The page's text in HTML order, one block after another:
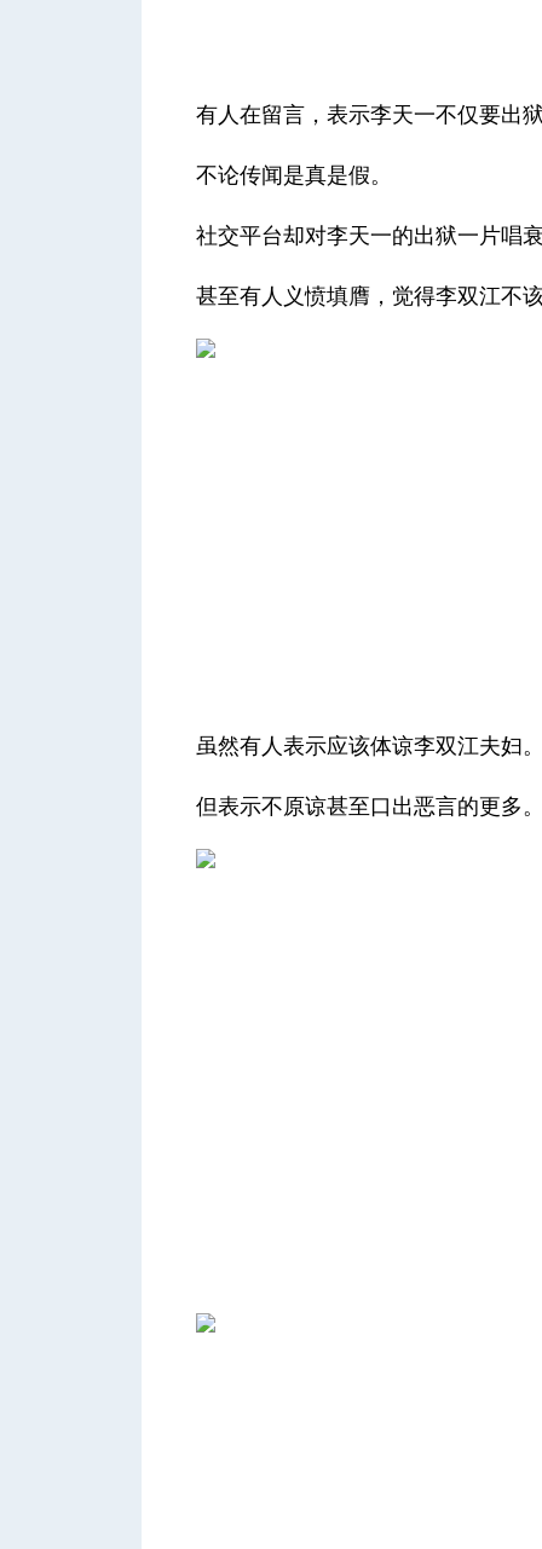
有人在留言，表示李天一不仅要出
不论传闻是真是假。
社交平台却对李天一的出狱一片唱
甚至有人义愤填膺，觉得李双江不
虽然有人表示应该体谅李双江夫妇
但表示不原谅甚至口出恶言的更多